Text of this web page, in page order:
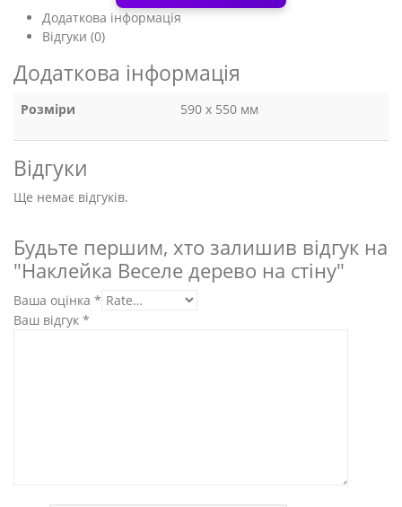
Додаткова інформація
Відгуки (0)
Додаткова інформація
Розміри 590 х 550 мм
Відгуки
Ще немає відгуків.
Будьте першим, хто залишив відгук на
"Наклейка Веселе дерево на стіну"
Ваша оцінка *
Ваш відгук *